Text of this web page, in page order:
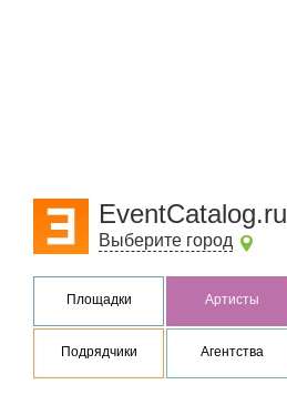
EventCatalog.ru
Выберите город
Площадки Артисты
Подрядчики Агентства